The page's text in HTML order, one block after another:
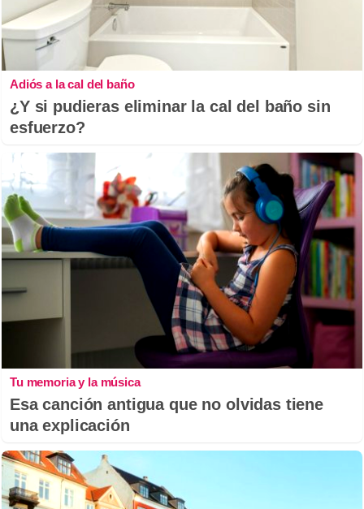
Adiós a la cal del baño
¿Y si pudieras eliminar la cal del baño sin
esfuerzo?
Tu memoria y la música
Esa canción antigua que no olvidas tiene
una explicación